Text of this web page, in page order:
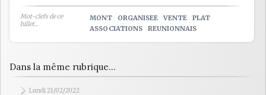
Mot-clefs de ce
billet...
MONT ORGANISEE VENTE
PLAT
ASSOCIATIONS
REUNIONNAIS
Dans la même rubrique...
Lundi 21/02/2022